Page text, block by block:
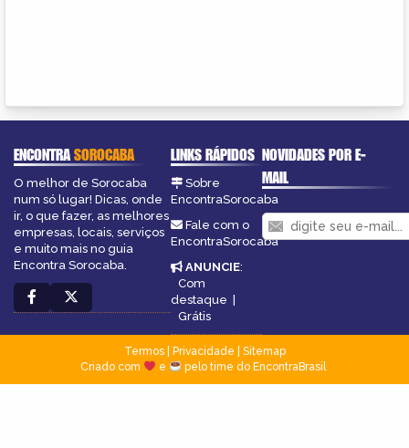
ENCONTRASOROCABA
O melhor de Sorocaba
num só lugar! Dicas, onde
ir, o que fazer, as melhores
empresas, locais, serviços
e muito mais no guia
Encontra Sorocaba.
LINKS RÁPIDOS
Sobre
EncontraSorocaba
Fale com o
EncontraSorocaba
ANUNCIE:
Com
destaque |
Grátis
NOVIDADES POR E-
MAIL
Termos| Privacidade
Sitemap
Criado com
e pelo time do EncontraBrasil